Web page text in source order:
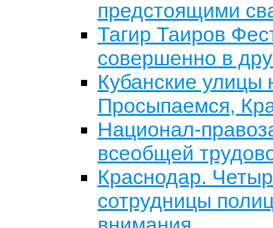
предстоящими
Тагир Таиров
совершенно в
Кубанские улицы
Просыпаемся,
Национал-
всеобщей
Краснодар.
сотрудницы